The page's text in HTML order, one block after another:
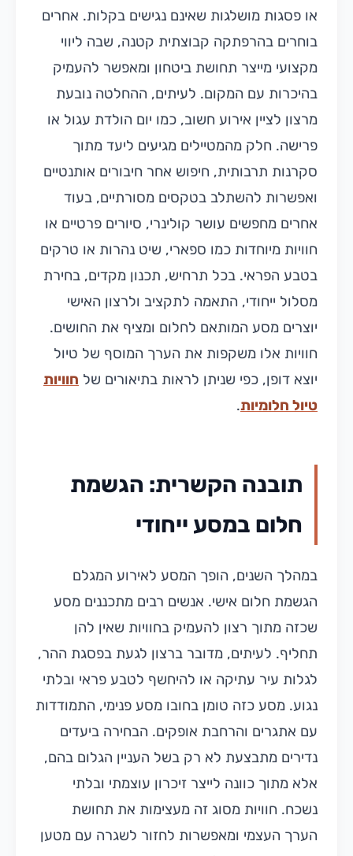
או פסגות מושלגות שאינם נגישים בקלות. אחרים
בוחרים בהרפתקה קבוצתית קטנה, שבה ליווי
מקצועי מייצר תחושת ביטחון ומאפשר להעמיק
בהיכרות עם המקום. לעיתים, ההחלטה נובעת
מרצון לציין אירוע חשוב, כמו יום הולדת עגול או
פרישה. חלק מהמטיילים מגיעים ליעד מתוך
סקרנות תרבותית, חיפוש אחר חיבורים אותנטיים
ואפשרות להשתלב בטקסים מסורתיים, בעוד
אחרים מחפשים עושר קולינרי, סיורים פרטיים או
חוויות מיוחדות כמו ספארי, שיט נהרות או טרקים
בטבע הפראי. בכל תרחיש, תכנון מקדים, בחירת
מסלול ייחודי, התאמה לתקציב ולרצון האישי
יוצרים מסע המותאם לחלום ומציף את החושים.
חוויות אלו משקפות את הערך המוסף של טיול
יוצא דופן, כפי שניתן לראות בתיאורים של חוויות
טיול חלומיות.
תובנה הקשרית: הגשמת
חלום במסע ייחודי
במהלך השנים, הופך המסע לאירוע המגלם
הגשמת חלום אישי. אנשים רבים מתכננים מסע
שכזה מתוך רצון להעמיק בחוויות שאין להן
תחליף. לעיתים, מדובר ברצון לגעת בפסגת ההר,
לגלות עיר עתיקה או להיחשף לטבע פראי ובלתי
נגוע. מסע כזה טומן בחובו מסע פנימי, התמודדות
עם אתגרים והרחבת אופקים. הבחירה ביעדים
נדירים מתבצעת לא רק בשל העניין הגלום בהם,
אלא מתוך כוונה לייצר זיכרון עוצמתי ובלתי
נשכח. חוויות מסוג זה מעצימות את תחושת
הערך העצמי ומאפשרות לחזור לשגרה עם מטען